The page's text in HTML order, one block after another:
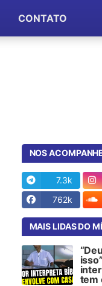
CONTATO
NOS
7.3k
762k
MAIS LIDAS DO
tem